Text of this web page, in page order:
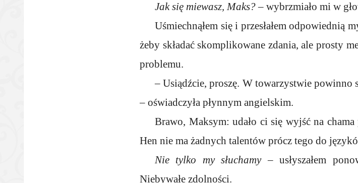
Jak się miewasz, Maks?– wybrzmiało mi w
Uśmiechnąłem się i przesłałem odpowiednią
żeby składać skomplikowane zdania, ale prosty
problemu.
– Usiądźcie, proszę. W towarzystwie
– oświadczyła płynnym angielskim.
Brawo, Maksym: udało ci się wyjść na
Hen nie ma żadnych talentów prócz tego do
Nie tylko my słuchamy– usłyszałem
Niebywałe zdolności.